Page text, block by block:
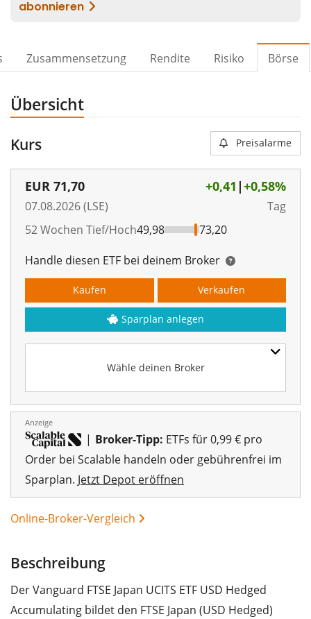
Zusammensetzung Rendite Risiko Börse
Übersicht
Kurs Preisalarme
EUR 71,70
07.08.2026 (LSE)
+0,41 |+0,58%
Tag
52 Wochen Tief/Hoch49,98
73,20
Handle diesen ETF bei deinem Broker
Wähle deinen Broker
Kaufen Verkaufen
Sparplan anlegen
Anzeige
| Broker-Tipp: ETFs für 0,99 € pro
Order bei Scalable handeln oder gebührenfrei im
Sparplan. Jetzt Depot eröffnen
Online-Broker-Vergleich
Beschreibung
Der Vanguard FTSE Japan UCITS ETF USD Hedged
Accumulating bildet den FTSE Japan (USD Hedged)